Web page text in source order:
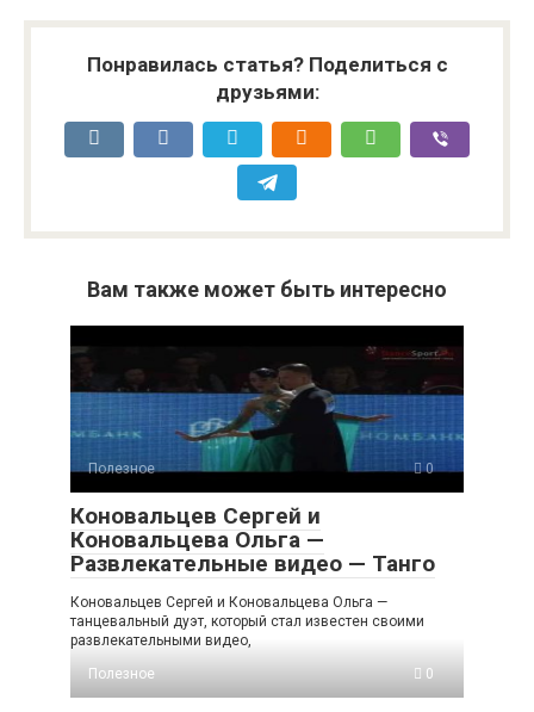
Понравилась статья? Поделиться с
друзьями:
Вам также может быть интересно
Полезное 0
Коновальцев Сергей и
Коновальцева Ольга —
Развлекательные видео — Танго
Коновальцев Сергей и Коновальцева Ольга —
танцевальный дуэт, который стал известен своими
развлекательными видео,
Полезное
0